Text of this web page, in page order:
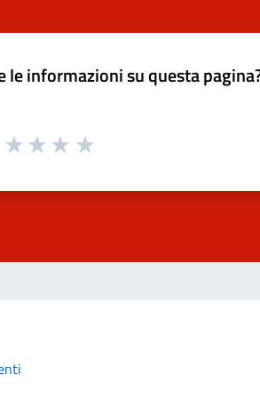
le informazioni su questa